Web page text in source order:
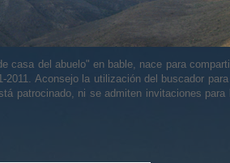
casa del abuelo" en bable, nace para
Aconsejo la utilización del buscador
patrocinado, ni se admiten invitaciones